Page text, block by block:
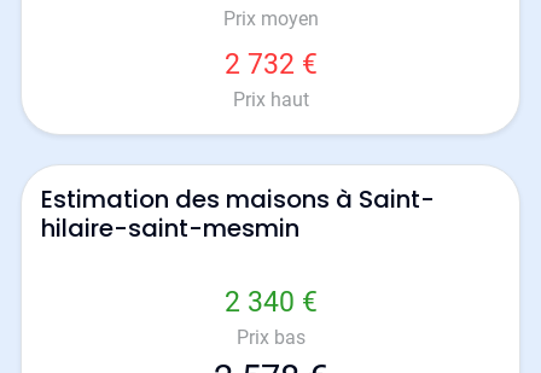
Prix moyen
2 732 €
Prix haut
Estimation des maisons à Saint-
hilaire-saint-mesmin
2 340 €
Prix bas